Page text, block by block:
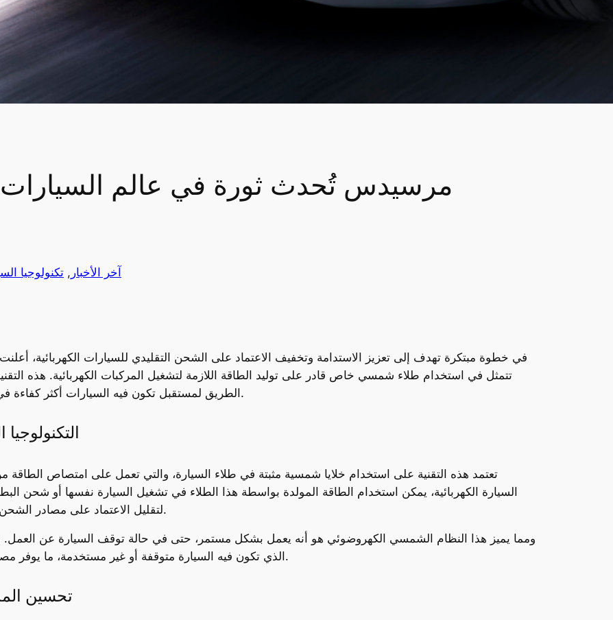
مرسيدس تُحدث ثورة في عالم السيارات
آخر الأخبار , تكنولوجيا
في خطوة مبتكرة تهدف إلى تعزيز الاستدامة وتخفيف الاعتماد على الشحن التقليدي للسيارات الكهربائية،
تتمثل في استخدام طلاء شمسي خاص قادر على توليد الطاقة اللازمة لتشغيل المركبات الكهربائية. هذه
الطريق لمستقبل تكون فيه السيارات أكثر كفاءة في استهلاك الطاقة وأقل حاجة إلى الشحن المتكرر.
تعتمد هذه التقنية على استخدام خلايا شمسية مثبتة في طلاء السيارة، والتي تعمل على امتصاص
السيارة الكهربائية، يمكن استخدام الطاقة المولدة بواسطة هذا الطلاء في تشغيل السيارة نفسها أو شحن
لتقليل الاعتماد على مصادر الشحن التقليدية، مثل محطات الشحن العامة أو المنزلية.
ومما يميز هذا النظام الشمسي الكهروضوئي هو أنه يعمل بشكل مستمر، حتى في حالة توقف السيارة عن العمل.
الذي تكون فيه السيارة متوقفة أو غير مستخدمة، ما يوفر مصدر طاقة إضافي يمكن الاستفادة منه في أي وقت.
تحسين